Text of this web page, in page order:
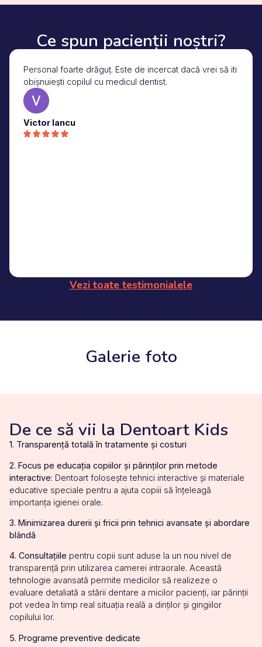
Ce spun pacienții noștri?
Personal foarte drăguț. Este de incercat dacă vrei să iti
obișnuiești copilul cu medicul dentist.
Victor Iancu
Vezi toate testimonialele
Galerie foto
De ce să vii la Dentoart Kids
1. Transparență totală în tratamente și costuri
2. Focus pe educația copiilor și părinților prin metode
interactive: Dentoart folosește tehnici interactive și materiale
educative speciale pentru a ajuta copiii să înțeleagă
importanța igienei orale.
3. Minimizarea durerii și fricii prin tehnici avansate și abordare
blândă
4. Consultațiile pentru copii sunt aduse la un nou nivel de
transparență prin utilizarea camerei intraorale. Această
tehnologie avansată permite medicilor să realizeze o
evaluare detaliată a stării dentare a micilor pacienți, iar părinții
pot vedea în timp real situația reală a dinților și gingiilor
copilului lor.
5. Programe preventive dedicate